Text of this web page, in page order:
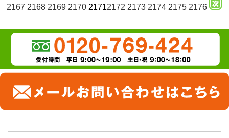
2167 2168 2169 217021712172 2173 2174 2175 2176